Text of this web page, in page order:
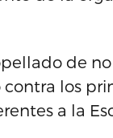
de
los
a la